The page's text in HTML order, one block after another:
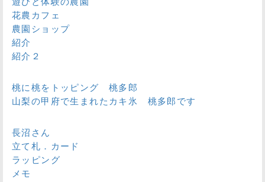
花農カフェ
農園ショップ
紹介
紹介２
桃に桃をトッピング 桃多郎
山梨の甲府で生まれたカキ氷 桃多郎です
長沼さん
立て札．カード
ラッピング
メモ